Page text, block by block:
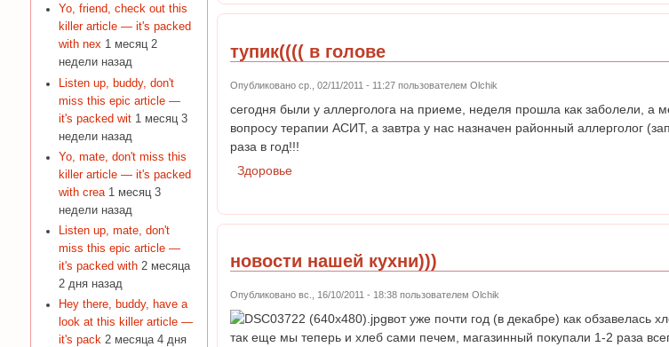
тупик(((( в голове
Опубликовано ср., 02/11/2011 - 11:27 пользователем Olchik
сегодня были у аллерголога на приеме, неделя прошла как заболели,
вопросу терапии АСИТ, а завтра у нас назначен районный аллерголог
раза в год!!!
Здоровье
новости нашей кухни)))
Опубликовано вс., 16/10/2011 - 18:38 пользователем Olchik
вот уже почти год (в декабре) как обзавелась
так еще мы теперь и хлеб сами печем, магазинный покупали 1-2 раза
Yo, friend, check out this
killer article — it's packed
with nex 1 месяц 2
недели назад
Listen up, buddy, don't
miss this epic article —
it's packed wit 1 месяц 3
недели назад
Yo, mate, don't miss this
killer article — it's packed
with crea 1 месяц 3
недели назад
Listen up, mate, don't
miss this epic article —
it's packed with 2 месяца
2 дня назад
Hey there, buddy, have a
look at this killer article —
it's pack 2 месяца 4 дня